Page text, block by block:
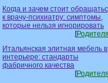
Когда и зачем стоит
к врачу-психиатру: симптомы,
которые нельзя игнорировать
[
Итальянская элитная мебель в
интерьере: стандарты
фабричного качества
[